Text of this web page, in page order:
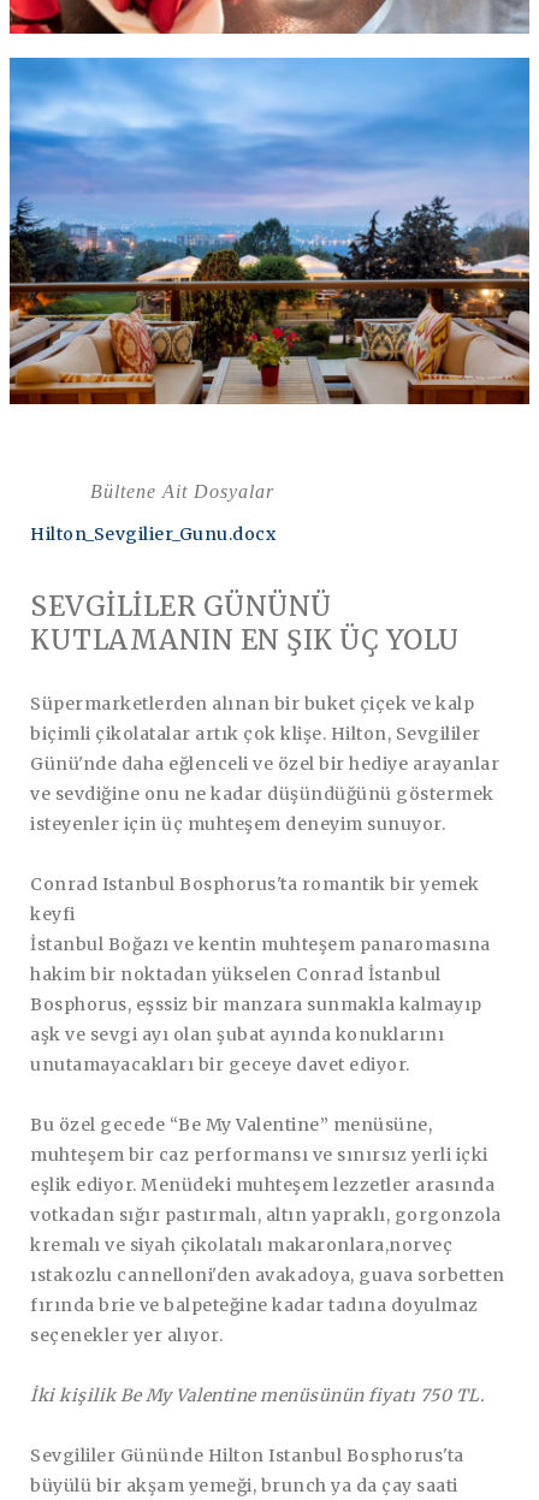
Bültene Ait Dosyalar
Hilton_Sevgilier_Gunu.docx
SEVGİLİLER GÜNÜNÜ
KUTLAMANIN EN ŞIK ÜÇ YOLU
Süpermarketlerden alınan bir buket çiçek ve kalp
biçimli çikolatalar artık çok klişe. Hilton, Sevgililer
Günü'nde daha eğlenceli ve özel bir hediye arayanlar
ve sevdiğine onu ne kadar düşündüğünü göstermek
isteyenler için üç muhteşem deneyim sunuyor.
Conrad Istanbul Bosphorus'ta romantik bir yemek
keyfi
İstanbul Boğazı ve kentin muhteşem panaromasına
hakim bir noktadan yükselen Conrad İstanbul
Bosphorus, eşssiz bir manzara sunmakla kalmayıp
aşk ve sevgi ayı olan şubat ayında konuklarını
unutamayacakları bir geceye davet ediyor.
Bu özel gecede “Be My Valentine” menüsüne,
muhteşem bir caz performansı ve sınırsız yerli içki
eşlik ediyor. Menüdeki muhteşem lezzetler arasında
votkadan sığır pastırmalı, altın yapraklı, gorgonzola
kremalı ve siyah çikolatalı makaronlara,norveç
ıstakozlu cannelloni'den avakadoya, guava sorbetten
fırında brie ve balpeteğine kadar tadına doyulmaz
seçenekler yer alıyor.
İki kişilik Be My Valentine menüsünün fiyatı 750 TL.
Sevgililer Gününde Hilton Istanbul Bosphorus'ta
büyülü bir akşam yemeği, brunch ya da çay saati